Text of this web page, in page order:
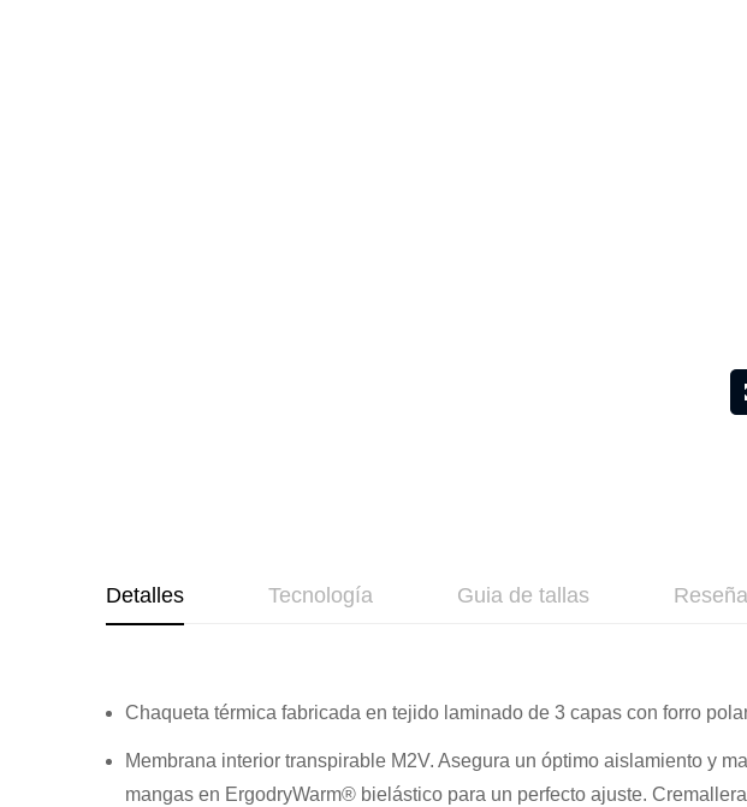
la
galería
Detalles
Chaqueta térmica fabricada en tejido laminado de 3 capas con forro
Membrana interior transpirable M2V. Asegura un óptimo aislamiento y
mangas en ErgodryWarm® bielástico para un perfecto ajuste.
Tecnología Guia de tallas